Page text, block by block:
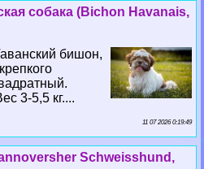
собака (Bichon Havanais,
бишон,
3-5,5 кг....
11 07 2026 0:19:49
Schweisshund,